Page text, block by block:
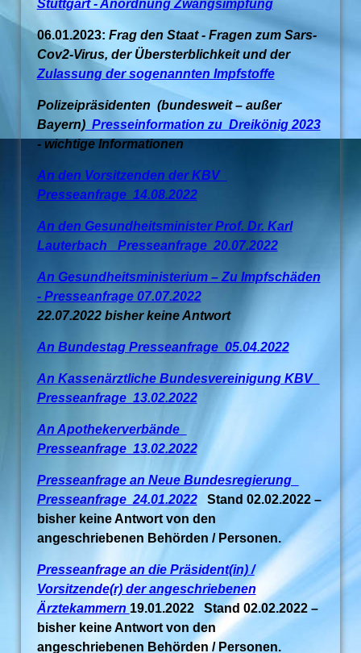
Stuttgart - Anordnung Zwangsimpfung
06.01.2023: Frag den Staat - Fragen zum Sars-
Cov2-Virus, der Übersterblichkeit und der
Zulassung der sogenannten Impfstoffe
Polizeipräsidenten (bundesweit – außer
Bayern)Presseinformation zu Dreikönig 2023
- wichtige Informationen
An den Vorsitzenden der KBV_
Presseanfrage 14.08.2022
An den Gesundheitsminister Prof. Dr. Karl
Lauterbach_ Presseanfrage 20.07.2022
An Gesundheitsministerium – Zu Impfschäden
- Presseanfrage 07.07.2022
22.07.2022 bisher keine Antwort
An Bundestag Presseanfrage 05.04.2022
An Kassenärztliche Bundesvereinigung KBV_
Presseanfrage 13.02.2022
An Apothekerverbände_
Presseanfrage 13.02.2022
Presseanfrage an Neue Bundesregierung_
Presseanfrage 24.01.2022Stand 02.02.2022 –
bisher keine Antwort von den
angeschriebenen Behörden / Personen.
Presseanfrage an die Präsident(in) /
Vorsitzende(r) der angeschriebenen
Ärztekammern 19.01.2022 Stand 02.02.2022 –
bisher keine Antwort von den
angeschriebenen Behörden / Personen.